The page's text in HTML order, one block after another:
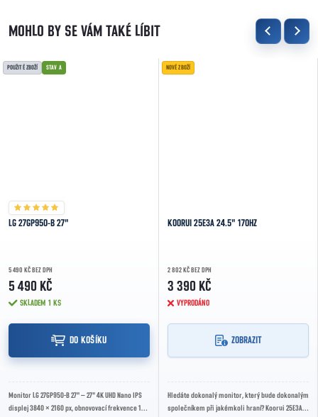
POUŽITÉ ZBOŽÍ STAV A
LG 27GP950-B 27"
5 490 KČ BEZ DPH
5 490 KČ
SKLADEM 1 KS
DO KOŠÍKU
Monitor LG 27GP950-B 27" – 27" 4K UHD Nano IPS
displej 3840 × 2160 px, obnovovací frekvence 144
NOVÉ ZBOŽÍ
KOORUI 25E3A 24.5" 170HZ
2 802 KČ BEZ DPH
3 390 KČ
VYPRODÁNO
ZOBRAZIT
Hledáte dokonalý monitor, který bude dokonalým
společníkem při jakémkoli hraní? Koorui 25E3A je